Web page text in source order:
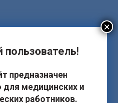
предназначен
для медицинских и
работников.
×